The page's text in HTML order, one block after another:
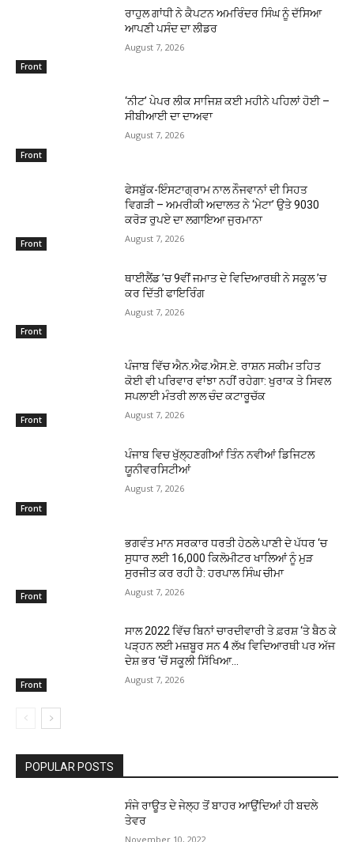
Front
ਰਾਹੁਲ ਗਾਂਧੀ ਨੇ ਕੈਪਟਨ ਅਮਰਿੰਦਰ ਸਿੰਘ ਨੂੰ ਦੱਸਿਆ
ਆਪਣੀ ਪਸੰਦ ਦਾ ਲੀਡਰ
August 7, 2026
Front
‘ਨੀਟ’ ਪੇਪਰ ਲੀਕ ਸਾਜਿਸ਼ ਕਈ ਮਹੀਨੇ ਪਹਿਲਾਂ ਹੋਈ –
ਸੀਬੀਆਈ ਦਾ ਦਾਅਵਾ
August 7, 2026
Front
ਫੇਸਬੁੱਕ-ਇੰਸਟਾਗ੍ਰਾਮ ਨਾਲ ਨੌਜਵਾਨਾਂ ਦੀ ਸਿਹਤ
ਵਿਗੜੀ – ਅਮਰੀਕੀ ਅਦਾਲਤ ਨੇ ‘ਮੇਟਾ’ ਉਤੇ 9030
ਕਰੋੜ ਰੁਪਏ ਦਾ ਲਗਾਇਆ ਜੁਰਮਾਨਾ
August 7, 2026
Front
ਥਾਈਲੈਂਡ ’ਚ 9ਵੀਂ ਜਮਾਤ ਦੇ ਵਿਦਿਆਰਥੀ ਨੇ ਸਕੂਲ ’ਚ
ਕਰ ਦਿੱਤੀ ਫਾਇਰਿੰਗ
August 7, 2026
Front
ਪੰਜਾਬ ਵਿੱਚ ਐਨ.ਐਫ.ਐਸ.ਏ. ਰਾਸ਼ਨ ਸਕੀਮ ਤਹਿਤ
ਕੋਈ ਵੀ ਪਰਿਵਾਰ ਵਾਂਝਾ ਨਹੀਂ ਰਹੇਗਾ: ਖੁਰਾਕ ਤੇ ਸਿਵਲ
ਸਪਲਾਈ ਮੰਤਰੀ ਲਾਲ ਚੰਦ ਕਟਾਰੂਚੱਕ
August 7, 2026
Front
ਪੰਜਾਬ ਵਿਚ ਖੁੱਲ੍ਹਣਗੀਆਂ ਤਿੰਨ ਨਵੀਆਂ ਡਿਜਿਟਲ
ਯੂਨੀਵਰਸਿਟੀਆਂ
August 7, 2026
Front
ਭਗਵੰਤ ਮਾਨ ਸਰਕਾਰ ਧਰਤੀ ਹੇਠਲੇ ਪਾਣੀ ਦੇ ਪੱਧਰ ‘ਚ
ਸੁਧਾਰ ਲਈ 16,000 ਕਿਲੋਮੀਟਰ ਖਾਲਿਆਂ ਨੂੰ ਮੁੜ
ਸੁਰਜੀਤ ਕਰ ਰਹੀ ਹੈ: ਹਰਪਾਲ ਸਿੰਘ ਚੀਮਾ
August 7, 2026
Front
ਸਾਲ 2022 ਵਿੱਚ ਬਿਨਾਂ ਚਾਰਦੀਵਾਰੀ ਤੇ ਫ਼ਰਸ਼ ‘ਤੇ ਬੈਠ ਕੇ
ਪੜ੍ਹਨ ਲਈ ਮਜ਼ਬੂਰ ਸਨ 4 ਲੱਖ ਵਿਦਿਆਰਥੀ ਪਰ ਅੱਜ
ਦੇਸ਼ ਭਰ ‘ਚੋਂ ਸਕੂਲੀ ਸਿੱਖਿਆ...
August 7, 2026
POPULAR POSTS
ਸੰਜੇ ਰਾਊਤ ਦੇ ਜੇਲ੍ਹ ਤੋਂ ਬਾਹਰ ਆਉਂਦਿਆਂ ਹੀ ਬਦਲੇ
ਤੇਵਰ
November 10, 2022